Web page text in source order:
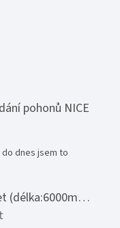
pohonů NICE
dnes jsem to
Nerezové zábradlí - set (délka:6000mm x výška:1000mm)